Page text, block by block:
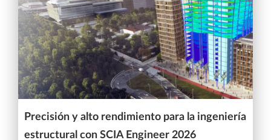
Precisión y alto rendimiento para la ingeniería
estructural con SCIA Engineer 2026